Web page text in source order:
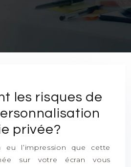
les risques de
privée?
eu l’impression que cette
sur votre écran vous